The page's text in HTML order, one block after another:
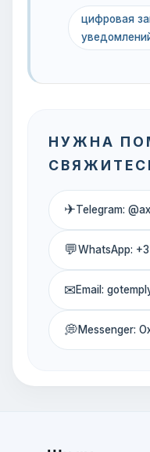
цифровая
НУЖНА
✈Telegram:
💬WhatsApp:
✉Email:
💭Messenger: